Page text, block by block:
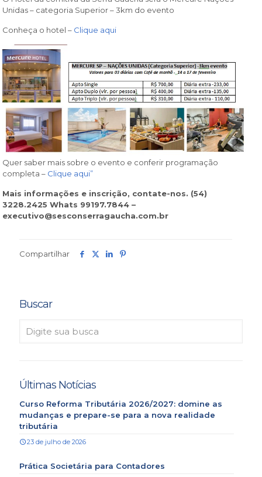
Unidas – categoria Superior – 3km do evento
Conheça o hotel – Clique aqui
Quer saber mais sobre o evento e conferir programação
completa – Clique aqui”
Mais informações e inscrição, contate-nos. (54)
3228.2425 Whats 99197.7844 –
executivo@sesconserragaucha.com.br
Compartilhar
Buscar
Últimas Notícias
Curso Reforma Tributária 2026/2027: domine as
mudanças e prepare-se para a nova realidade
tributária
23 de julho de 2026
Prática Societária para Contadores